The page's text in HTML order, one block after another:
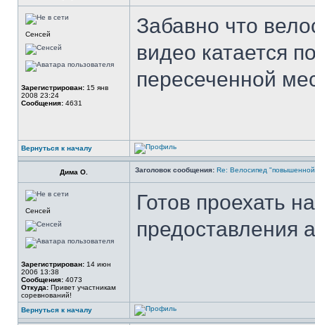
Сенсей
Зарегистрирован: 15 янв
2008 23:24
Сообщения: 4631
Забавно что
видео катается
пересеченной
Вернуться к началу
Дима О. Заголовок сообщения: Re: Велосипед
Сенсей
Зарегистрирован: 14 июн
2006 13:38
Сообщения: 4073
Откуда: Привет участникам
соревнований!
Готов проехать
предоставления
Вернуться к началу